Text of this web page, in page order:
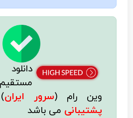
وین رام (سرور ایران)
پشتیبانی می باشد